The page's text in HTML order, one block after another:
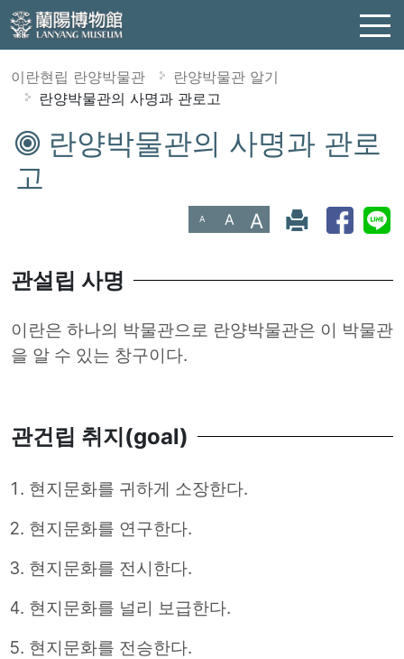
이란현립 란양박물관
란양박물관 알기
란양박물관의 사명과 관로고
란양박물관의 사명과 관로
고
A A A
관설립 사명
이란은 하나의 박물관으로 란양박물관은 이 박물관
을 알 수 있는 창구이다.
관건립 취지(goal)
현지문화를 귀하게 소장한다.
현지문화를 연구한다.
현지문화를 전시한다.
현지문화를 널리 보급한다.
현지문화를 전승한다.